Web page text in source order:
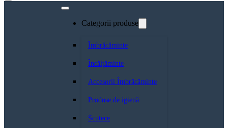
Categorii produse
Îmbrăcăminte
Încălțăminte
Accesorii Îmbrăcăminte
Produse de igienă
Scutece